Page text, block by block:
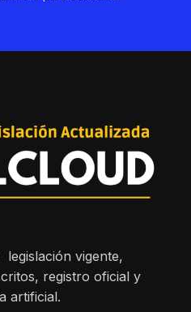
vigente,
registro oficial y
artificial.